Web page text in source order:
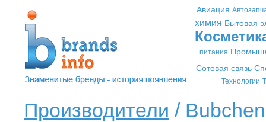
Авиация
химия Бытовая
питания
Сотовая связь
Технологии
Производители /